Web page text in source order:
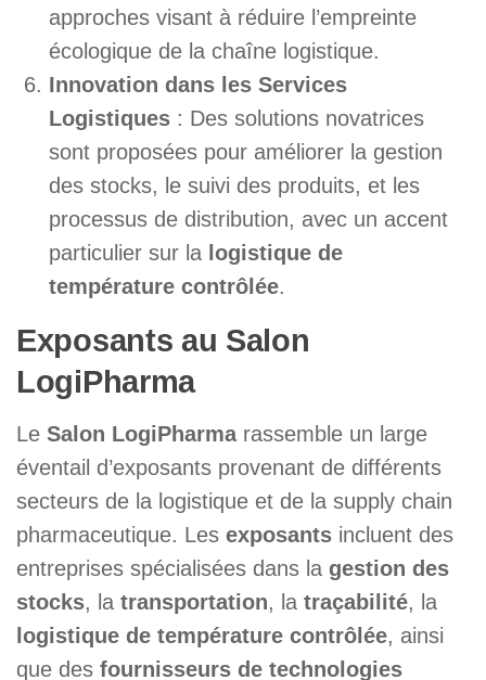
approches visant à réduire l’empreinte
écologique de la chaîne logistique.
Innovation dans les Services
Logistiques : Des solutions novatrices
sont proposées pour améliorer la gestion
des stocks, le suivi des produits, et les
processus de distribution, avec un accent
particulier sur la logistique de
température contrôlée.
Exposants au Salon
LogiPharma
Le Salon LogiPharmarassemble un large
éventail d’exposants provenant de différents
secteurs de la logistique et de la supply chain
pharmaceutique. Les exposants incluent des
entreprises spécialisées dans la gestion des
stocks, la transportation, la traçabilité, la
logistique de température contrôlée, ainsi
que des fournisseurs de technologies